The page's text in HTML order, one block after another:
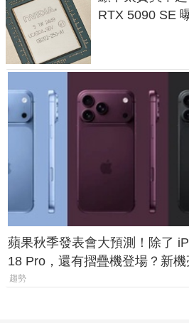
RTX 5090 SE
蘋果秋季發表會大預測！除了
18 Pro，還有摺疊機登場？新機
測一次看
趨勢